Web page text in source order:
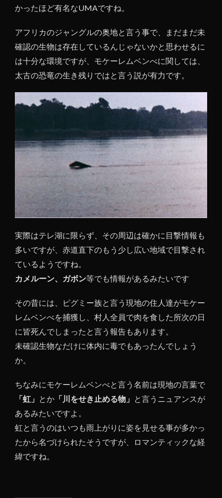
かったほど有名なUMAですね。
アフリカのジャングルの奥地と言う事で、まだまだ未
確認の生物は存在しているんじゃないかと思わせるに
は十分な環境ですが、モケーレムベンべに関しては、
太古の恐竜の生き残りではと言う説が有力です。
実際はテレ湖に限らず、その周辺は確かに目撃情報も
多いですが、赤道直下のもう少し広い地域で目撃され
ているようですね。
カメルーン、ガボン等でも情報があるみたいです
その昔には、ピグミー族と言う現地の住人達がモケー
レムベンべを捕獲し、村人全員で肉を食した所次の日
に皆死んでしまったと言う報告もあります。
未確認生物なだけに体内に毒でもあったんでしょう
か。
ちなみにモケーレムベンべと言う名前は現地の言葉で
「虹」 とか 「川をせき止める物」 と言うニュアンスが
あるみたいですよ。
虹と言うのはいつも雨上がりに姿を見せる事が多かっ
たから名づけられたそうですが、ロマンティックな経
緯ですね。